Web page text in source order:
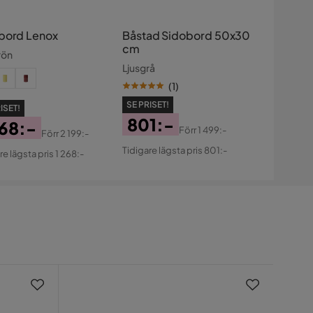
Lenox
Förr2 199:-
lägsta pris 1 268:-
Båstad Sidobord 50x30
cm
Ljusgrå
(1)
SE PRISET!
Pris
801:-
Original
Förr1 499:-
Tidigare lägsta pris 801:-